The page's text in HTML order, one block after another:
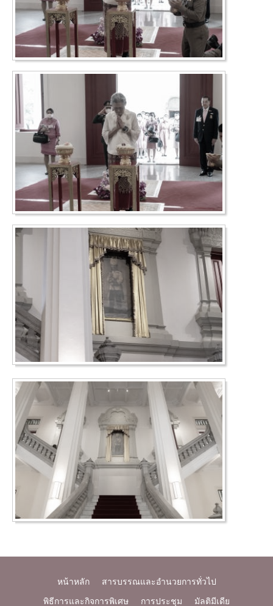
หน้าหลัก
สารบรรณและอำนวยการทั่วไป
พิธีการและกิจการพิเศษ
การประชุม มัลติมีเดีย